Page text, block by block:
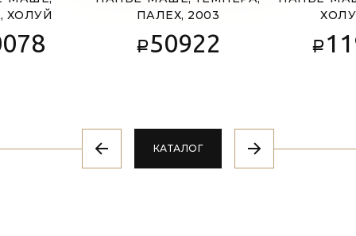
ПАЛЕХ, 2003
Р 50922 Р
ХОЛУЙ
КАТАЛОГ